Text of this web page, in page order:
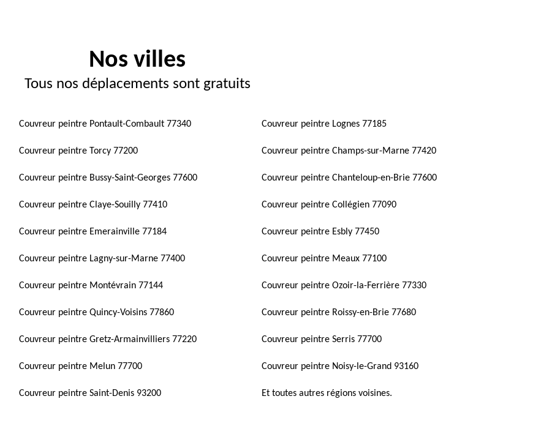
Nos villes
Tous nos déplacements sont gratuits
Couvreur peintre Pontault-Combault 77340 Couvreur peintre Lognes 77185
Couvreur peintre Torcy 77200 Couvreur peintre Champs-sur-Marne 77420
Couvreur peintre Bussy-Saint-Georges 77600 Couvreur peintre Chanteloup-en-Brie 77600
Couvreur peintre Claye-Souilly 77410 Couvreur peintre Collégien 77090
Couvreur peintre Emerainville 77184 Couvreur peintre Esbly 77450
Couvreur peintre Lagny-sur-Marne 77400 Couvreur peintre Meaux 77100
Couvreur peintre Montévrain 77144 Couvreur peintre Ozoir-la-Ferrière 77330
Couvreur peintre Quincy-Voisins 77860 Couvreur peintre Roissy-en-Brie 77680
Couvreur peintre Gretz-Armainvilliers 77220 Couvreur peintre Serris 77700
Couvreur peintre Melun 77700 Couvreur peintre Noisy-le-Grand 93160
Couvreur peintre Saint-Denis 93200 Et toutes autres régions voisines.